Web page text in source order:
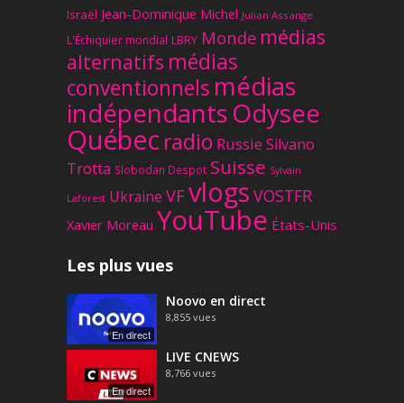
Israël Jean-Dominique Michel Julian Assange
L'Échiquier mondial LBRY Monde médias
alternatifs médias
conventionnels médias
indépendantsOdysee
Québec radio Russie Silvano
Trotta Slobodan Despot Suisse Sylvain
Laforest Ukraine VFvlogs VOSTFR
Xavier Moreau YouTube États-Unis
Les plus vues
En direct
Noovo en direct
8,855 vues
En direct
LIVE CNEWS
8,766 vues